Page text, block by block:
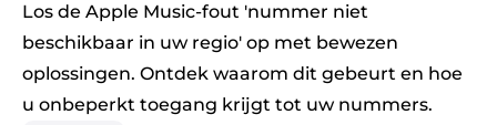
Los de Apple Music-fout 'nummer niet
beschikbaar in uw regio' op met bewezen
oplossingen. Ontdek waarom dit gebeurt en hoe
u onbeperkt toegang krijgt tot uw nummers.